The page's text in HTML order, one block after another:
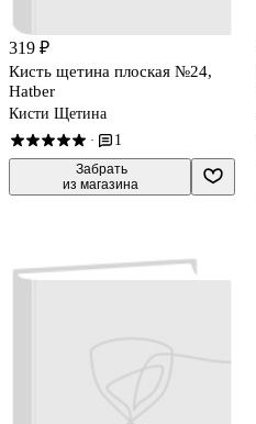
319 ₽
Кисть щетина плоская №24,
Hatber
Кисти Щетина
· 1
Забрать
из магазина